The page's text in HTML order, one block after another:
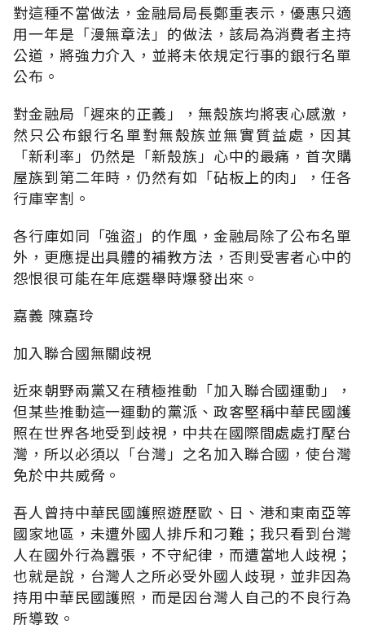
對這種不當做法，金融局局長鄭重表示，優惠只適
用一年是「漫無章法」的做法，該局為消費者主持
公道，將強力介入，並將未依規定行事的銀行名單
公布。
對金融局「遲來的正義」，無殼族均將衷心感激，
然只公布銀行名單對無殼族並無實質益處，因其
「新利率」仍然是「新殼族」心中的最痛，首次購
屋族到第二年時，仍然有如「砧板上的肉」，任各
行庫宰割。
各行庫如同「強盜」的作風，金融局除了公布名單
外，更應提出具體的補教方法，否則受害者心中的
怨恨很可能在年底選舉時爆發出來。
嘉義 陳嘉玲
加入聯合國無關歧視
近來朝野兩黨又在積極推動「加入聯合國運動」，
但某些推動這一運動的黨派、政客堅稱中華民國護
照在世界各地受到歧視，中共在國際間處處打壓台
灣，所以必須以「台灣」之名加入聯合國，使台灣
免於中共威脅。
吾人曾持中華民國護照遊歷歐、日、港和東南亞等
國家地區，未遭外國人排斥和刁難；我只看到台灣
人在國外行為囂張，不守紀律，而遭當地人歧視；
也就是說，台灣人之所必受外國人歧現，並非因為
持用中華民國護照，而是因台灣人自己的不良行為
所導致。